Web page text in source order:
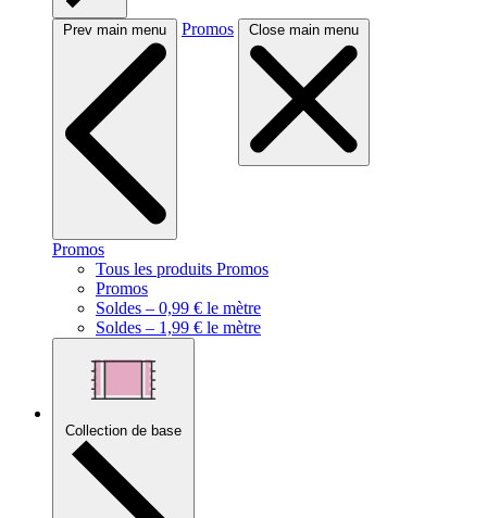
Prev main menu Promos Close main menu
Promos
Tous les produits Promos
Promos
Soldes – 0,99 € le mètre
Soldes – 1,99 € le mètre
Collection de base